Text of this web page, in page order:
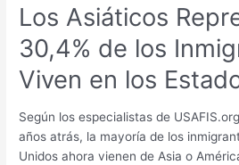
Los Asiáticos
30,4% de los
Viven en los
Según los especialistas de
años atrás, la mayoría de los
Unidos ahora vienen de Asia o